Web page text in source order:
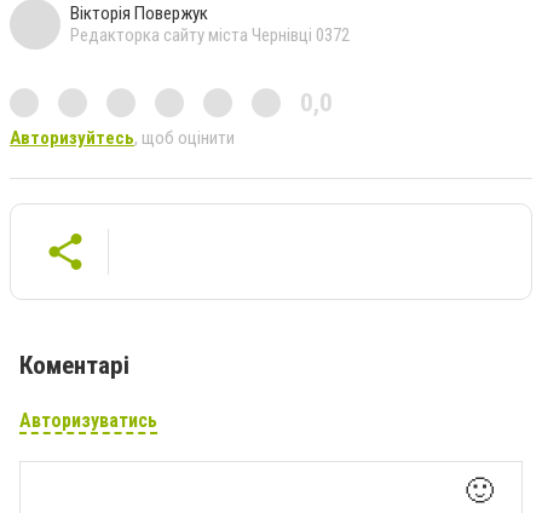
Вікторія Повержук
Редакторка сайту міста Чернівці 0372
0,0
Авторизуйтесь, щоб оцінити
Коментарі
Авторизуватись
🙂